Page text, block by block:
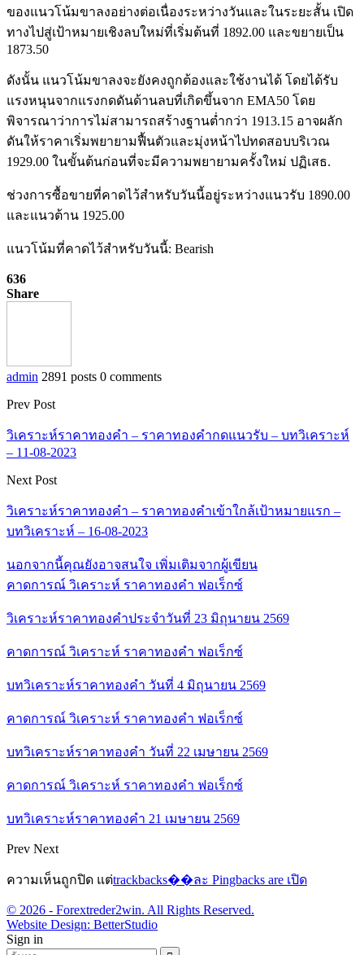
ของแนวโน้มขาลงอย่างต่อเนื่องระหว่างวันและในระยะสั้น เปิด
ทางไปสู่เป้าหมายเชิงลบใหม่ที่เริ่มต้นที่ 1892.00 และขยายเป็น
1873.50
ดังนั้น แนวโน้มขาลงจะยังคงถูกต้องและใช้งานได้ โดยได้รับ
แรงหนุนจากแรงกดดันด้านลบที่เกิดขึ้นจาก EMA50 โดย
พิจารณาว่าการไม่สามารถสร้างฐานต่ำกว่า 1913.15 อาจผลัก
ดันให้ราคาเริ่มพยายามฟื้นตัวและมุ่งหน้าไปทดสอบบริเวณ
1929.00 ในขั้นต้นก่อนที่จะมีความพยายามครั้งใหม่ ปฏิเสธ.
ช่วงการซื้อขายที่คาดไว้สำหรับวันนี้อยู่ระหว่างแนวรับ 1890.00
และแนวต้าน 1925.00
แนวโน้มที่คาดไว้สำหรับวันนี้: Bearish
636
Share
admin 2891 posts 0 comments
Prev Post
วิเคราะห์ราคาทองคำ – ราคาทองคำกดแนวรับ – บทวิเคราะห์
– 11-08-2023
Next Post
วิเคราะห์ราคาทองคำ – ราคาทองคำเข้าใกล้เป้าหมายแรก –
บทวิเคราะห์ – 16-08-2023
นอกจากนี้คุณยังอาจสนใจ เพิ่มเติมจากผู้เขียน
คาดการณ์ วิเคราะห์ ราคาทองคำ ฟอเร็กซ์
วิเคราะห์ราคาทองคำประจำวันที่ 23 มิถุนายน 2569
คาดการณ์ วิเคราะห์ ราคาทองคำ ฟอเร็กซ์
บทวิเคราะห์ราคาทองคำ วันที่ 4 มิถุนายน 2569
คาดการณ์ วิเคราะห์ ราคาทองคำ ฟอเร็กซ์
บทวิเคราะห์ราคาทองคำ วันที่ 22 เมษายน 2569
คาดการณ์ วิเคราะห์ ราคาทองคำ ฟอเร็กซ์
บทวิเคราะห์ราคาทองคำ 21 เมษายน 2569
Prev Next
ความเห็นถูกปิด แต่trackbacks��ละ Pingbacks are เปิด
© 2026 - Forextreder2win. All Rights Reserved.
Website Design: BetterStudio
Sign in